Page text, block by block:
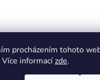
procházením tohoto
informacízde.